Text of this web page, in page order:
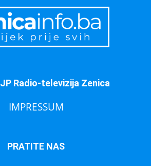
Radio-televizija Zenica
IMPRESSUM
PRATITE NAS